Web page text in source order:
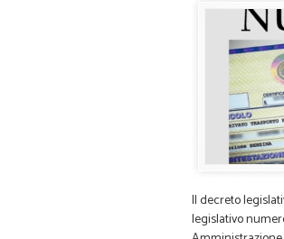
Il decreto
legislativo